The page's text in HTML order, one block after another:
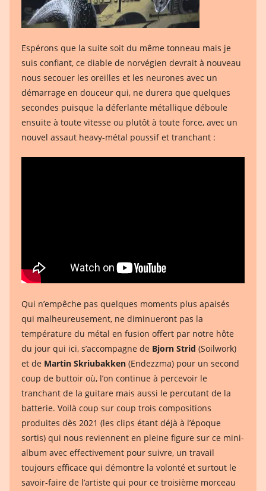
Espérons que la suite soit du même tonneau mais je
suis confiant, ce diable de norvégien devrait à nouveau
nous secouer les oreilles et les neurones avec un
démarrage en douceur qui, ne durera que quelques
secondes puisque la déferlante métallique déboule
ensuite à toute vitesse ou plutôt à toute force, avec un
nouvel assaut heavy-métal poussif et tranchant :
Qui n’empêche pas quelques moments plus apaisés
qui malheureusement, ne diminueront pas la
température du métal en fusion offert par notre hôte
du jour qui ici, s’accompagne de Bjorn Strid (Soilwork)
et de Martin Skriubakken (Endezzma) pour un second
coup de buttoir où, l’on continue à percevoir le
tranchant de la guitare mais aussi le percutant de la
batterie. Voilà coup sur coup trois compositions
produites dès 2021 (les clips étant déjà à l’époque
sortis) qui nous reviennent en pleine figure sur ce mini-
album avec effectivement pour suivre, un travail
toujours efficace qui démontre la volonté et surtout le
savoir-faire de l’artiste qui pour ce troisième morceau